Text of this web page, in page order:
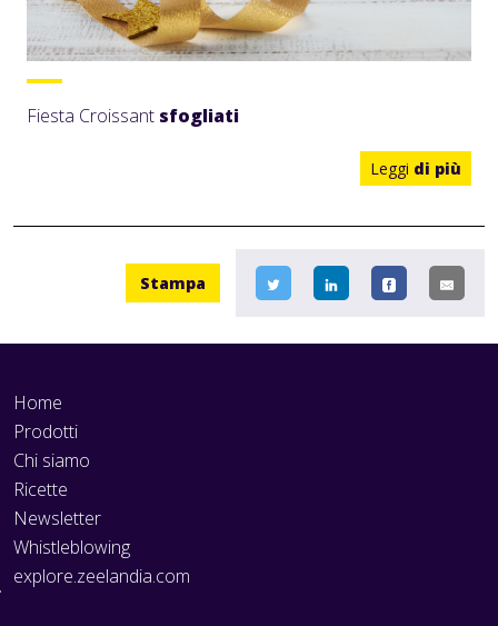
Fiesta Croissant sfogliati
Leggi di più
Stampa
Home
Prodotti
Chi siamo
Ricette
Newsletter
Whistleblowing
explore.zeelandia.com